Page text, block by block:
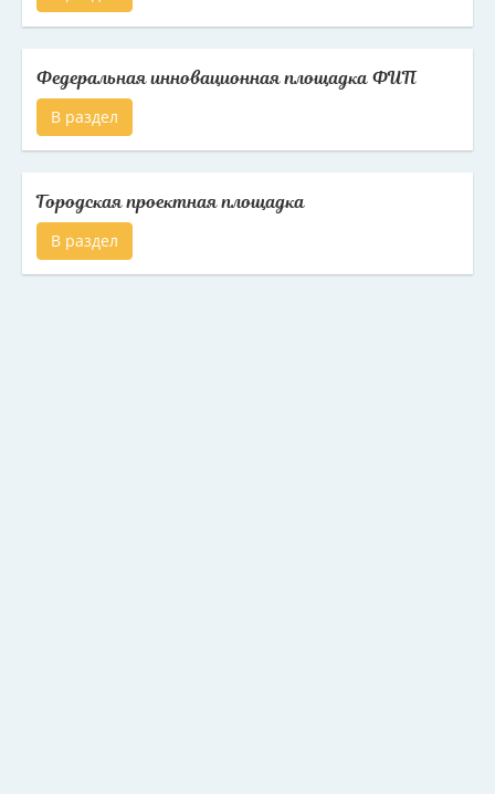
Федеральная инновационная площадка ФИП
В раздел
Городская проектная площадка
В раздел